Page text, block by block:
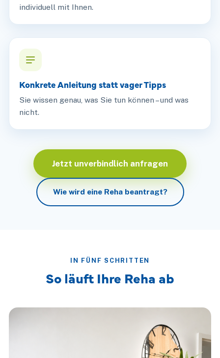
individuell mit Ihnen.
Konkrete Anleitung statt vager Tipps
Sie wissen genau, was Sie tun können – und was
nicht.
Jetzt unverbindlich anfragen
Wie wird eine Reha beantragt?
IN FÜNF SCHRITTEN
So läuft Ihre Reha ab